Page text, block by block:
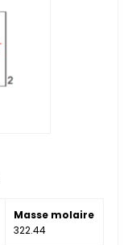
Masse molaire
322.44